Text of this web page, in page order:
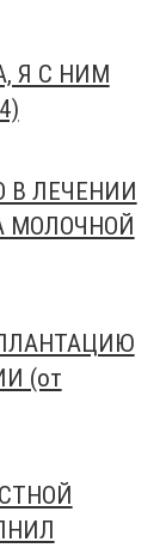
Я С НИМ
В ЛЕЧЕНИИ
МОЛОЧНОЙ
(от